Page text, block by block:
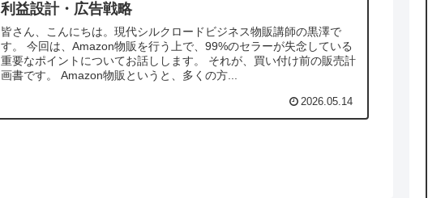
利益設計・広告戦略
皆さん、こんにちは。現代シルクロードビジネス物販講師の黒澤で
す。 今回は、Amazon物販を行う上で、99%のセラーが失念している
重要なポイントについてお話しします。 それが、買い付け前の販売計
画書です。 Amazon物販というと、多くの方...
2026.05.14